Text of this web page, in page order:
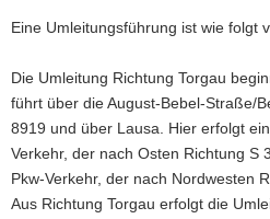
Eine Umleitungsführung ist wie folgt
Die Umleitung Richtung Torgau
führt über die August-Bebel-Straße/
8919 und über Lausa. Hier erfolgt
Verkehr, der nach Osten Richtung S
Pkw-Verkehr, der nach Nordwesten
Aus Richtung Torgau erfolgt die